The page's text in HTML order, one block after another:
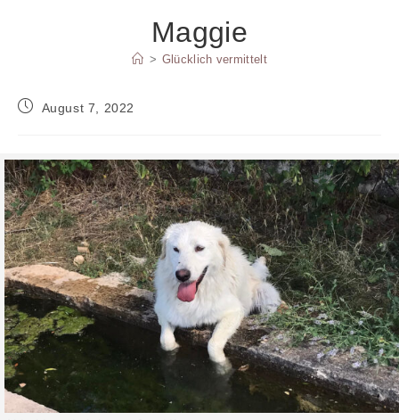
Maggie
> Glücklich vermittelt
BeitragAugust 7, 2022